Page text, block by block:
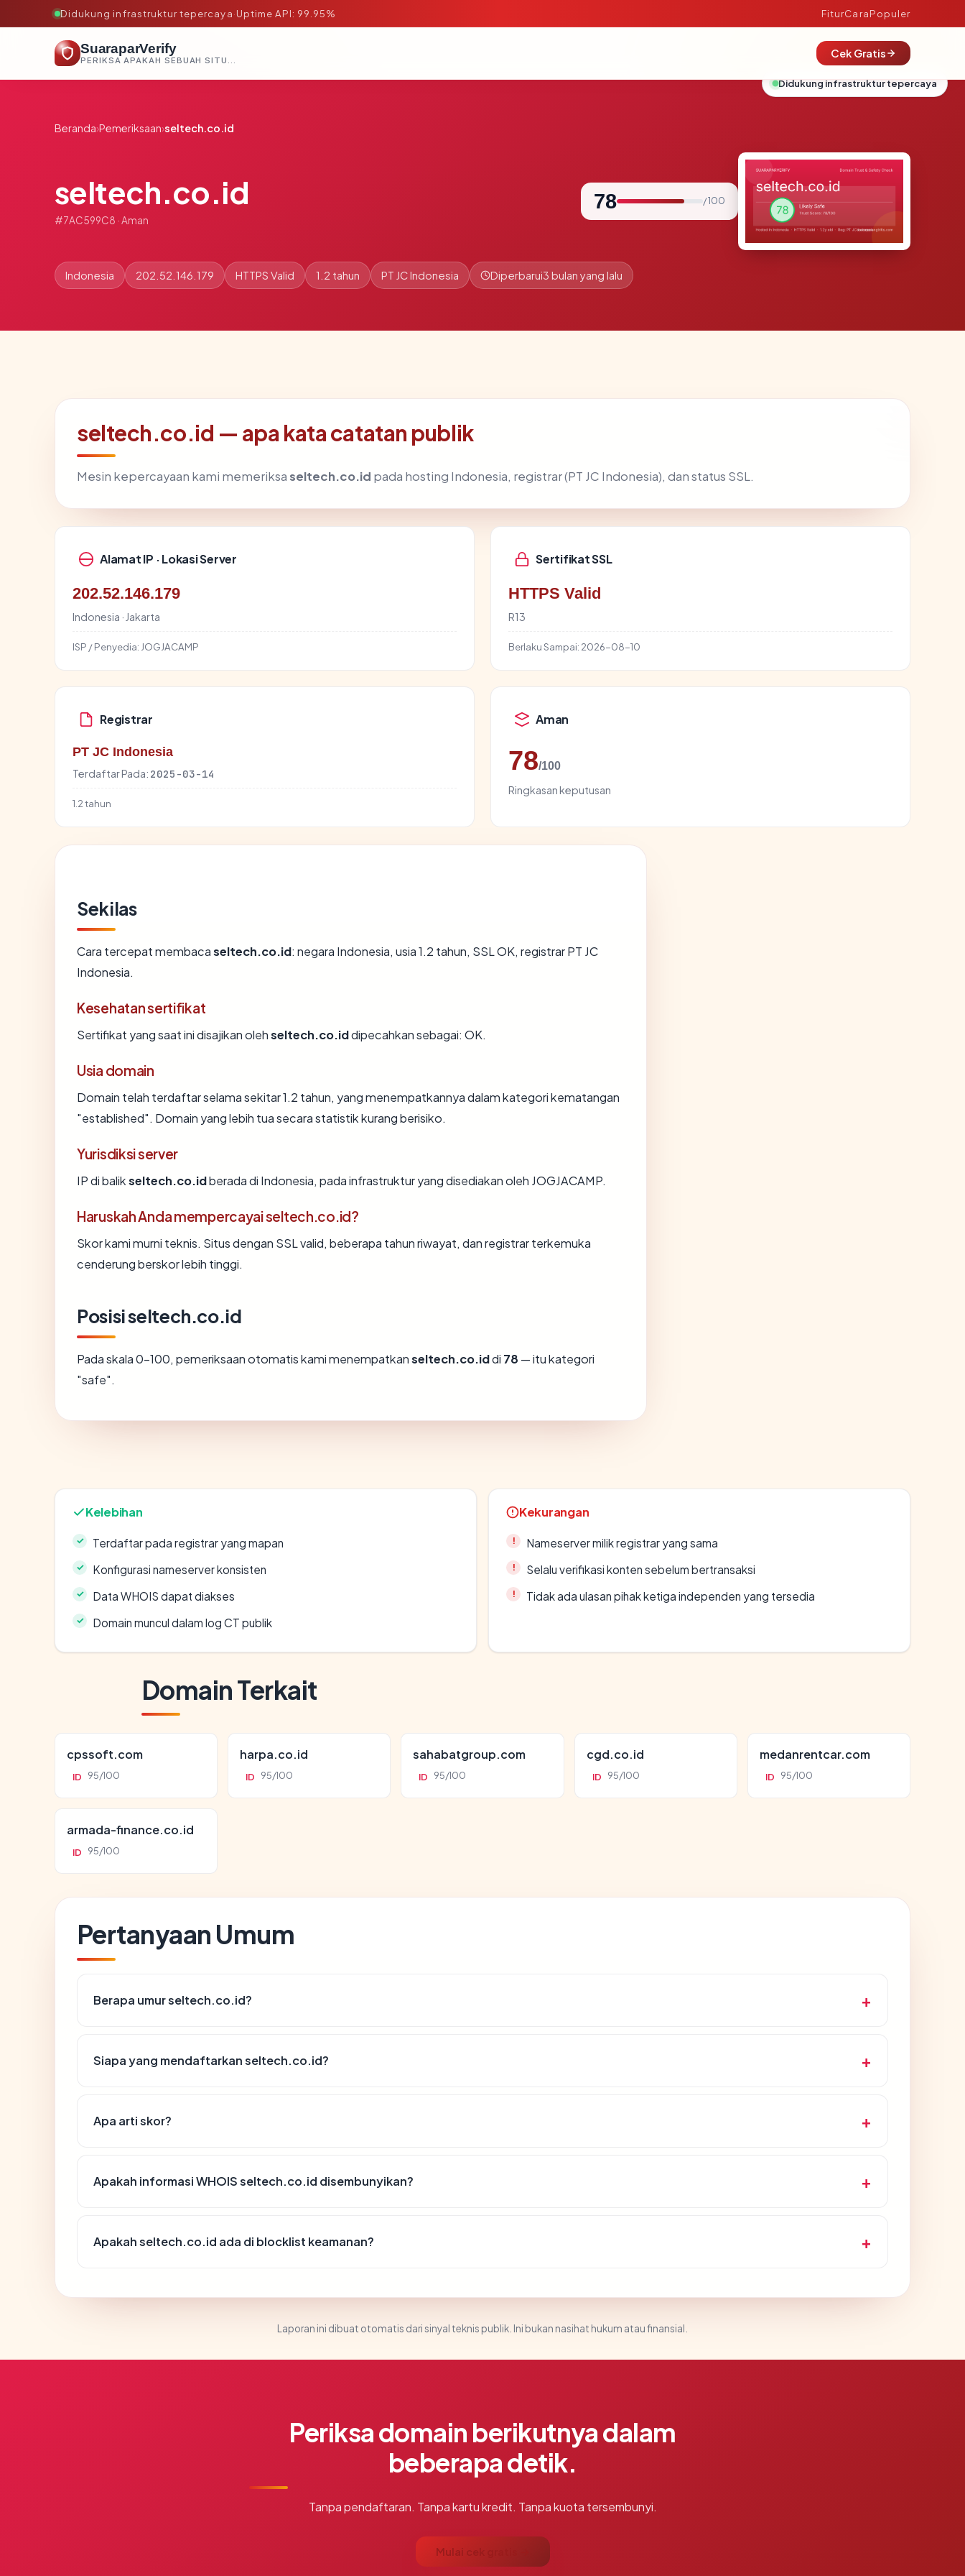
Didukung infrastruktur tepercaya·Uptime API: 99.95% FiturCaraPopuler
SuaraparVerify
PERIKSA APAKAH SEBUAH SITUS AMAN, TEPERCAYA, DAN TERVERIFIKASI DALAM HITUNGAN DETIK.
Cek Gratis
Beranda›Pemeriksaan›seltech.co.id
seltech.co.id
#7AC599C8 · Aman
78 / 100
Indonesia 202.52.146.179 HTTPS Valid 1.2 tahun PT JC Indonesia Diperbarui3 bulan yang lalu
seltech.co.id — apa kata catatan publik
Mesin kepercayaan kami memeriksaseltech.co.id pada hosting Indonesia, registrar (PT JC Indonesia), dan status SSL.
Alamat IP · Lokasi Server
202.52.146.179
Indonesia · Jakarta
ISP / Penyedia: JOGJACAMP
Sertifikat SSL
HTTPS Valid
R13
Berlaku Sampai: 2026-08-10
Registrar
PT JC Indonesia
Terdaftar Pada: 2025-03-14
1.2 tahun
Aman
78/100
Ringkasan keputusan
Sekilas
Cara tercepat membacaseltech.co.id: negara Indonesia, usia 1.2 tahun, SSL OK, registrar PT JC
Indonesia.
Kesehatan sertifikat
Sertifikat yang saat ini disajikan olehseltech.co.iddipecahkan sebagai: OK.
Usia domain
Domain telah terdaftar selama sekitar 1.2 tahun, yang menempatkannya dalam kategori kematangan
"established". Domain yang lebih tua secara statistik kurang berisiko.
Yurisdiksi server
IP di balikseltech.co.idberada di Indonesia, pada infrastruktur yang disediakan oleh JOGJACAMP.
Haruskah Anda mempercayai seltech.co.id?
Skor kami murni teknis. Situs dengan SSL valid, beberapa tahun riwayat, dan registrar terkemuka
cenderung berskor lebih tinggi.
Posisi seltech.co.id
Pada skala 0-100, pemeriksaan otomatis kami menempatkanseltech.co.iddi 78 — itu kategori
"safe".
Kelebihan
Terdaftar pada registrar yang mapan
Konfigurasi nameserver konsisten
Data WHOIS dapat diakses
Domain muncul dalam log CT publik
Kekurangan
Nameserver milik registrar yang sama
Selalu verifikasi konten sebelum bertransaksi
Tidak ada ulasan pihak ketiga independen yang tersedia
Domain Terkait
cpssoft.com
ID 95/100
harpa.co.id
ID 95/100
sahabatgroup.com
ID 95/100
cgd.co.id
ID 95/100
medanrentcar.com
ID 95/100
armada-finance.co.id
ID 95/100
Pertanyaan Umum
Berapa umur seltech.co.id?
Siapa yang mendaftarkan seltech.co.id?
Apa arti skor?
Apakah informasi WHOIS seltech.co.id disembunyikan?
Apakah seltech.co.id ada di blocklist keamanan?
Laporan ini dibuat otomatis dari sinyal teknis publik. Ini bukan nasihat hukum atau finansial.
Periksa domain berikutnya dalam
beberapa detik.
Tanpa pendaftaran. Tanpa kartu kredit. Tanpa kuota tersembunyi.
Mulai cek gratis →
Didukung infrastruktur tepercaya